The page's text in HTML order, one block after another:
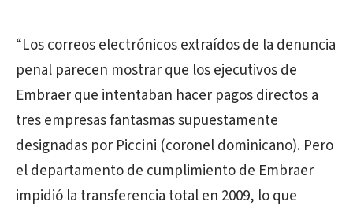
“Los correos electrónicos extraídos de la denuncia
penal parecen mostrar que los ejecutivos de
Embraer que intentaban hacer pagos directos a
tres empresas fantasmas supuestamente
designadas por Piccini (coronel dominicano). Pero
el departamento de cumplimiento de Embraer
impidió la transferencia total en 2009, lo que